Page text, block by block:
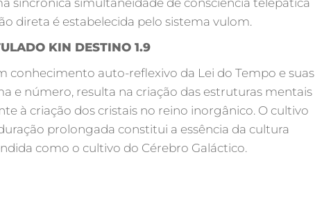
sincrônica simultaneidade de consciência telepática
direta é estabelecida pelo sistema vulom.
KIN DESTINO 1.9
conhecimento auto-reflexivo da Lei do Tempo e suas
e número, resulta na criação das estruturas mentais
à criação dos cristais no reino inorgânico. O cultivo
prolongada constitui a essência da cultura
como o cultivo do Cérebro Galáctico.